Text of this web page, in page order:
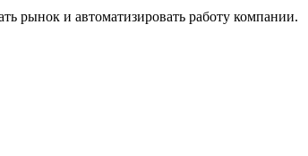
рынок и автоматизировать работу компании.